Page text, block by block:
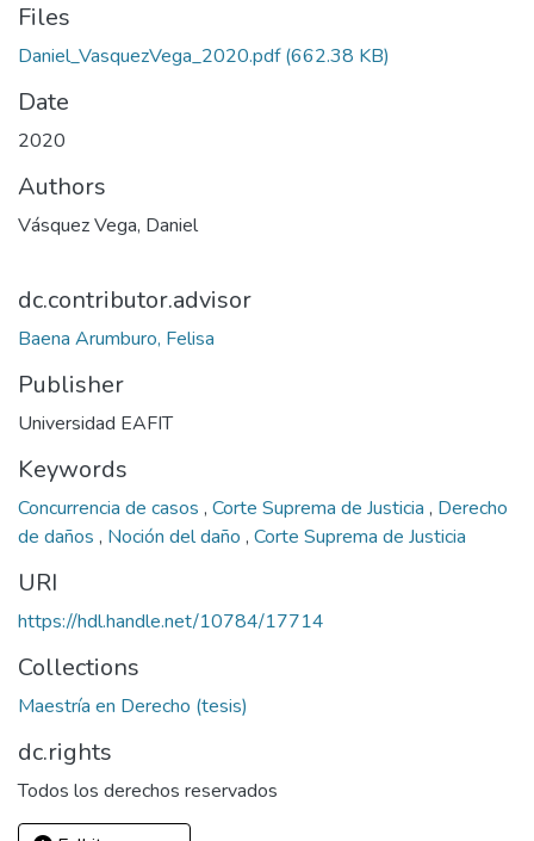
Files
Daniel_VasquezVega_2020.pdf(662.38 KB)
Date
2020
Authors
Vásquez Vega, Daniel
dc.contributor.advisor
Baena Arumburo, Felisa
Publisher
Universidad EAFIT
Keywords
Concurrencia de casos , Corte Suprema de Justicia , Derecho
de daños , Noción del daño , Corte Suprema de Justicia
URI
https://hdl.handle.net/10784/17714
Collections
Maestría en Derecho (tesis)
dc.rights
Todos los derechos reservados